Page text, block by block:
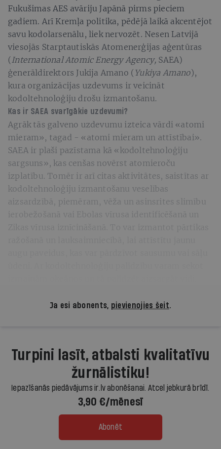
Fukušimas AES avāriju Japānā pirms pieciem
gadiem. Arī Kremļa politika, pēdējā laikā akcentējot
savu kodolarsenālu, liek nervozēt. Nesen Latvijā
viesojās Starptautiskās Atomenerģijas aģentūras
( International Atomic Energy Agency, SAEA)
ģenerāldirektors Jukija Amano ( Yukiya Amano),
kura organizācijas uzdevums ir veicināt
kodoltehnoloģiju drošu izmantošanu.
Kas ir SAEA svarīgākie uzdevumi?
Agrāk tās galveno uzdevumu izteica vārdi «atomi
mieram», tagad - «atomi mieram un attīstībai».
SAEA ir plaši pazīstama kā «kodoltehnoloģiju
sargsuns», kas cenšas novērst atomieroču
izplatību. Tomēr ir arī citas aktivitātes, saistītas ar
kodoltehnoloģiju izmantošanu veselības
aizsardzībā, piemēram, vēža un asinsrites slimību
ierobežošanā vai Ebolas vīrusa identificēšanā un
Ja esi abonents, pievienojies šeit.
Turpini lasīt, atbalsti kvalitatīvu
žurnālistiku!
Iepazīšanās piedāvājums ir.lv abonēšanai. Atcel jebkurā brīdī.
3,90 €/mēnesī
Abonēt